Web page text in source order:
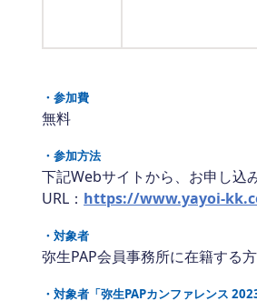
・参加費
無料
・参加方法
下記Webサイトから、お申し込
URL： https://www.yayoi-
・対象者
弥生PAP会員事務所に在籍する方
・対象者「弥生PAPカンファレンス